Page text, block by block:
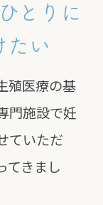
とりに
たい
殖医療の基
門施設で妊
ていただ
てきまし